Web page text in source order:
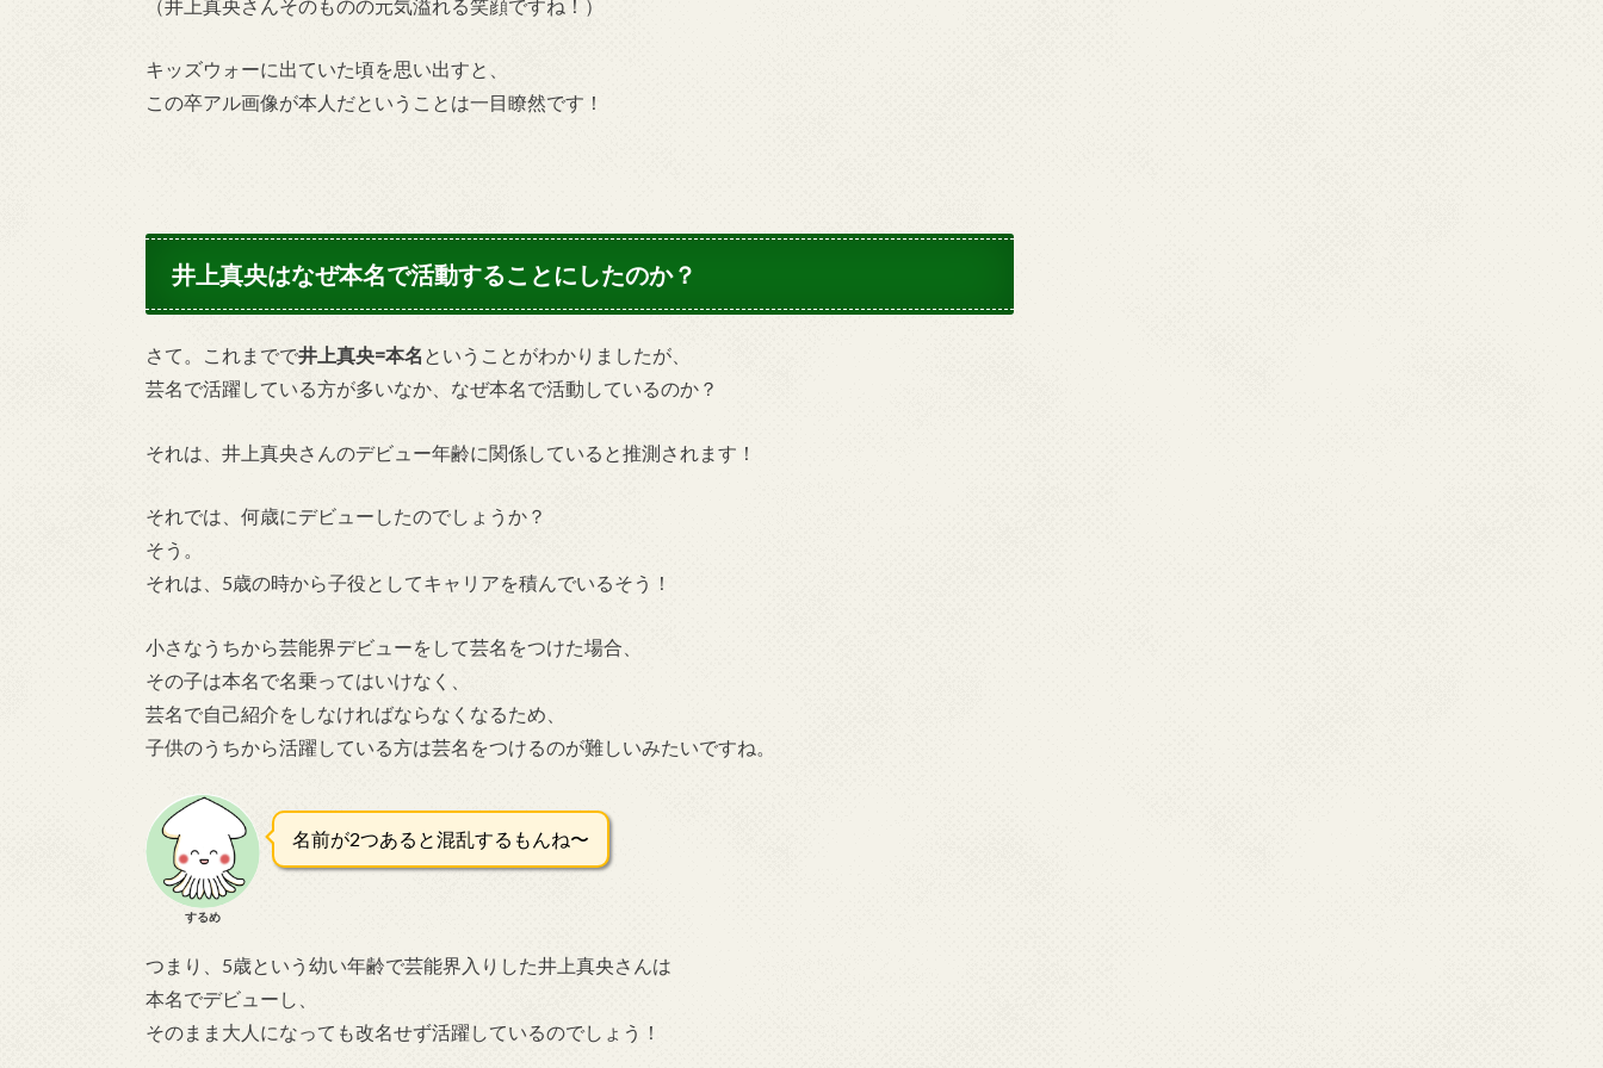
（井上真央さんそのものの元気溢れる笑顔ですね ！）
キッズウォーに出ていた頃を思い出すと、
この卒アル画像が本人だということは一目瞭然です！
井上真央はなぜ本名で活動することにしたのか？
さて。これまでで井上真央=本名 ということがわかりましたが、
芸名で活躍している方が多いなか、なぜ本名で活動しているのか？
それは、井上真央さんのデビュー年齢に関係していると推測されます！
それでは、何歳にデビューしたのでしょうか？
そう。
それは、 5歳の時から子役としてキャリアを積んでいるそう！
小さなうちから芸能界デビューをして芸名をつけた場合、
その子は本名で名乗ってはいけなく、
芸名で自己紹介をしなければならなくなるため、
子供のうちから活躍している方は芸名をつけるのが難しいみたいですね。
するめ
名前が2つあると混乱するもんね〜
つまり、 5歳という幼い年齢で芸能界入りした井上真央さんは
本名でデビューし、
そのまま大人になっても改名せず活躍しているのでしょう！